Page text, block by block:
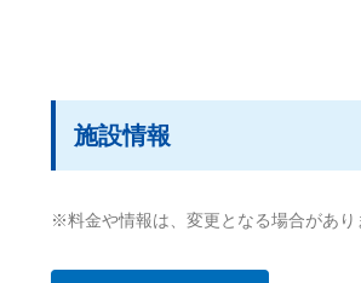
施設情報
※料金や情報は、変更となる場合があり